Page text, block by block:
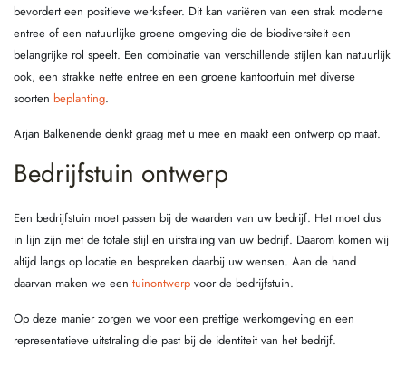
bevordert een positieve werksfeer. Dit kan variëren van een strak moderne
entree of een natuurlijke groene omgeving die de biodiversiteit een
belangrijke rol speelt. Een combinatie van verschillende stijlen kan natuurlijk
ook, een strakke nette entree en een groene kantoortuin met diverse
soorten beplanting.
Arjan Balkenende denkt graag met u mee en maakt een ontwerp op maat.
Bedrijfstuin ontwerp
Een bedrijfstuin moet passen bij de waarden van uw bedrijf. Het moet dus
in lijn zijn met de totale stijl en uitstraling van uw bedrijf. Daarom komen wij
altijd langs op locatie en bespreken daarbij uw wensen. Aan de hand
daarvan maken we een tuinontwerp voor de bedrijfstuin.
Op deze manier zorgen we voor een prettige werkomgeving en een
representatieve uitstraling die past bij de identiteit van het bedrijf.